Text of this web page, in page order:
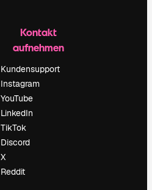
Kontakt
aufnehmen
Kundensupport
Instagram
YouTube
LinkedIn
TikTok
Discord
X
Reddit